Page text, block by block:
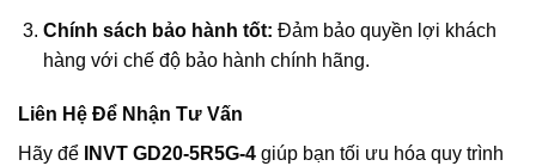
Chính sách bảo hành tốt: Đảm bảo quyền lợi khách
hàng với chế độ bảo hành chính hãng.
Liên Hệ Để Nhận Tư Vấn
Hãy để
INVT GD20-5R5G-4 giúp bạn tối ưu hóa quy trình